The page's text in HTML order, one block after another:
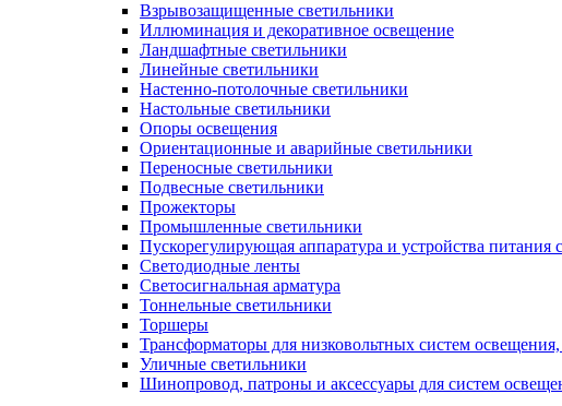
Взрывозащищенные светильники
Иллюминация и декоративное освещение
Ландшафтные светильники
Линейные светильники
Настенно-потолочные светильники
Настольные светильники
Опоры освещения
Ориентационные и аварийные светильники
Переносные светильники
Подвесные светильники
Прожекторы
Промышленные светильники
Пускорегулирующая аппаратура и устройства питания
Светодиодные ленты
Светосигнальная арматура
Тоннельные светильники
Торшеры
Трансформаторы для низковольтных систем
Уличные светильники
Шинопровод, патроны и аксессуары для систем